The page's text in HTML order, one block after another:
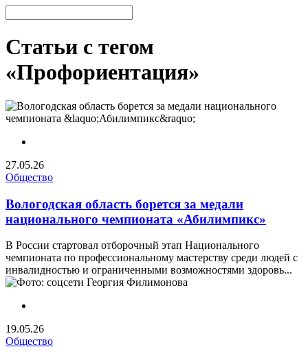
Статьи с тегом
«Профориентация»
27.05.26
Общество
Вологодская область борется за медали
национального чемпионата «Абилимпикс»
В России стартовал отборочный этап Национального
чемпионата по профессиональному мастерству среди людей с
инвалидностью и ограниченными возможностями здоровь...
19.05.26
Общество